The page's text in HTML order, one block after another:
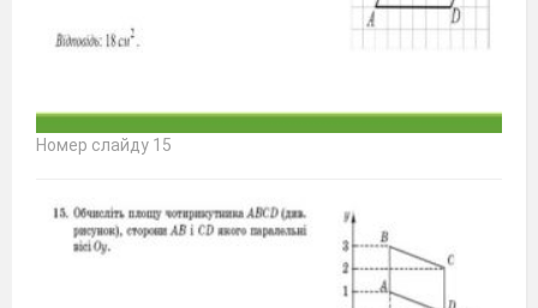
Номер слайду 15